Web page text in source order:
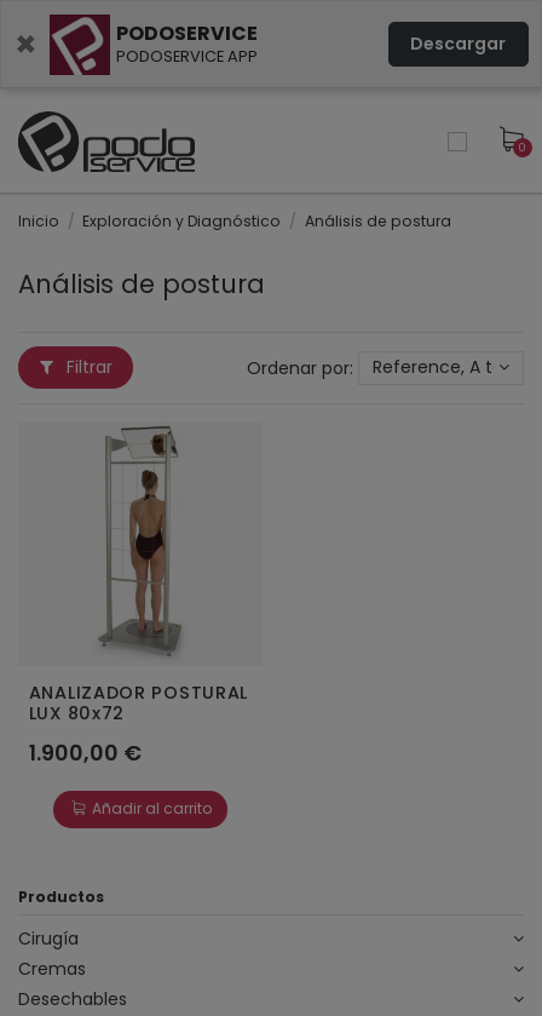
× PODOSERVICE
PODOSERVICE APP Descargar
0
Inicio Exploración y Diagnóstico Análisis de postura
Análisis de postura
Filtrar Ordenar por: Reference, A to Z
ANALIZADOR POSTURAL
LUX 80x72
1.900,00 €
Añadir al carrito
Productos
Cirugía
Cremas
Desechables